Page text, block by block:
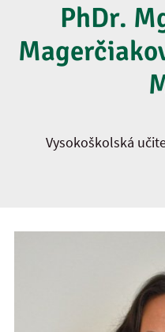
PhDr.
Vysokoškolská